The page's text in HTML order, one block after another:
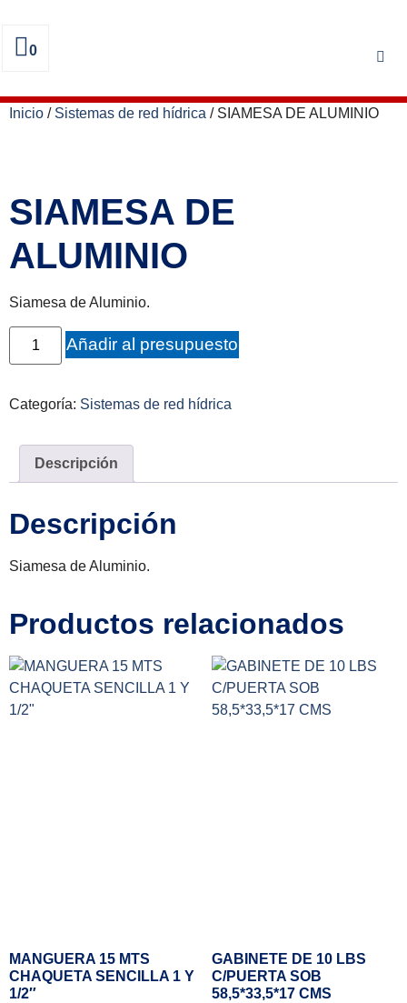
0
Inicio / Sistemas de red hídrica / SIAMESA DE ALUMINIO
SIAMESA DE
ALUMINIO
Siamesa de Aluminio.
Añadir al presupuesto
Categoría: Sistemas de red hídrica
Descripción
Descripción
Siamesa de Aluminio.
Productos relacionados
MANGUERA 15 MTS
CHAQUETA SENCILLA 1 Y
1/2″
GABINETE DE 10 LBS
C/PUERTA SOB
58,5*33,5*17 CMS